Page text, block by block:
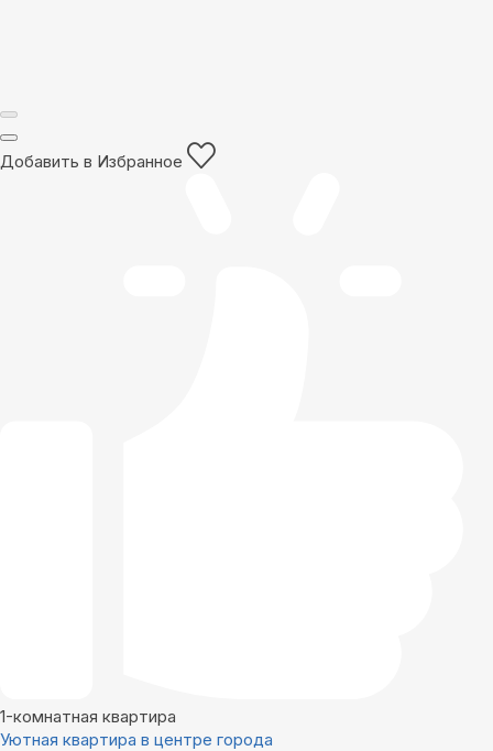
Добавить в Избранное
1-комнатная квартира
Уютная квартира в центре города